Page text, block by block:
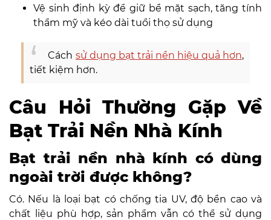
Vệ sinh định kỳ để giữ bề mặt sạch, tăng tính
thẩm mỹ và kéo dài tuổi thọ sử dụng
Cách sử dụng bạt trải nền hiệu quả hơn,
tiết kiệm hơn.
Câu Hỏi Thường Gặp Về
Bạt Trải Nền Nhà Kính
Bạt trải nền nhà kính có dùng
ngoài trời được không?
Có. Nếu là loại bạt có chống tia UV, độ bền cao và
chất liệu phù hợp, sản phẩm vẫn có thể sử dụng